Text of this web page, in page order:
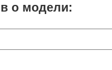
о модели: